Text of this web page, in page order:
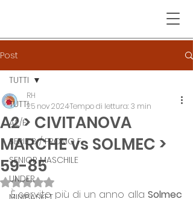
Post
TUTTI
A2/F
SERIE B / PROMO F
SENIOR MASCHILE
UNDER
TUTTI
A2 > CIVITANOVA
MARCHE vs SOLMEC >
59-85
RH
25 nov 2024Tempo di lettura: 3 min
Valutazione NaN stelle su 5.
È servito più di un anno alla Solmec